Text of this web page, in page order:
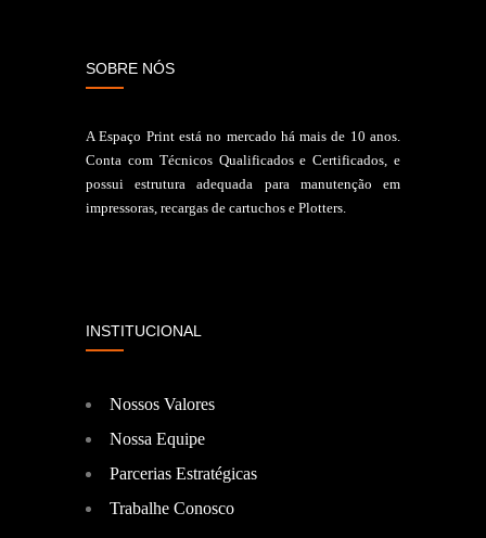
SOBRE NÓS
A Espaço Print está no mercado há mais de 10 anos.
Conta com Técnicos Qualificados e Certificados, e
possui estrutura adequada para manutenção em
impressoras, recargas de cartuchos e Plotters.
INSTITUCIONAL
Nossos Valores
Nossa Equipe
Parcerias Estratégicas
Trabalhe Conosco